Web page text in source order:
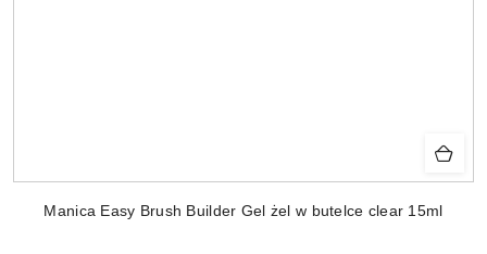
Manica Easy Brush Builder Gel żel w butelce clear 15ml